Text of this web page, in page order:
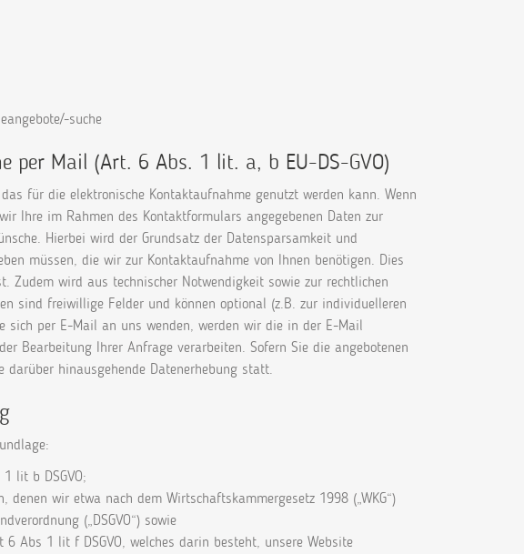
suche
Mail (Art. 6 Abs. 1 lit. a, b EU-DS-GVO)
für die elektronische Kontaktaufnahme genutzt werden kann. Wenn
Ihre im Rahmen des Kontaktformulars angegebenen Daten zur
Hierbei wird der Grundsatz der Datensparsamkeit und
müssen, die wir zur Kontaktaufnahme von Ihnen benötigen. Dies
Zudem wird aus technischer Notwendigkeit sowie zur rechtlichen
sind freiwillige Felder und können optional (z.B. zur individuelleren
sich per E-Mail an uns wenden, werden wir die in der E-Mail
Bearbeitung Ihrer Anfrage verarbeiten. Sofern Sie die angebotenen
hinausgehende Datenerhebung statt.
lit b DSGVO;
wir etwa nach dem Wirtschaftskammergesetz 1998 („WKG“)
(„DSGVO“) sowie
Abs 1 lit f DSGVO, welches darin besteht, unsere Website